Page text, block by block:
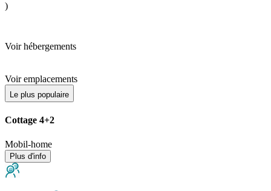
)
Voir hébergements
Voir emplacements
Le plus populaire
Cottage 4+2
Mobil-home
Plus d'info